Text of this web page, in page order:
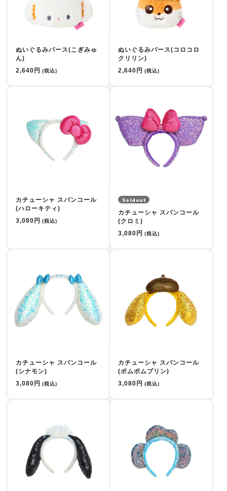
ぬいぐるみパース(こぎみゅ
ん)
2,640円 (税込)
ぬいぐるみパース(コロコロ
クリリン)
2,640円 (税込)
カチューシャ スパンコール
(ハローキティ)
3,080円 (税込)
Soldout
カチューシャ スパンコール
(クロミ)
3,080円 (税込)
カチューシャ スパンコール
(シナモン)
3,080円 (税込)
カチューシャ スパンコール
(ポムポムプリン)
3,080円 (税込)